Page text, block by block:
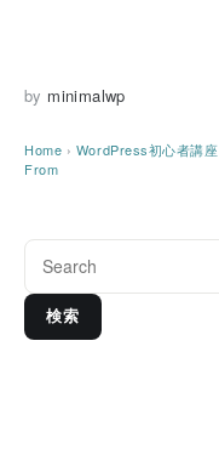
by minimalwp
Home › WordPress初心者講座
From
検索